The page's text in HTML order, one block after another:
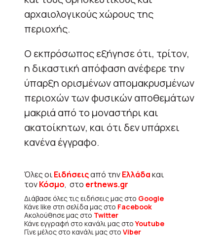
αρχαιολογικούς χώρους της
περιοχής.
Ο εκπρόσωπος εξήγησε ότι, τρίτον,
η δικαστική απόφαση ανέφερε την
ύπαρξη ορισμένων απομακρυσμένων
περιοχών των φυσικών αποθεμάτων
μακριά από το μοναστήρι και
ακατοίκητων, και ότι δεν υπάρχει
κανένα έγγραφο.
Όλες οιΕιδήσειςαπό τηνΕλλάδακαι
τονΚόσμο, στο ertnews.gr
Διάβασε όλες τις ειδήσεις μας στο Google
Κάνε like στη σελίδα μας στο Facebook
Ακολούθησε μας στο Twitter
Κάνε εγγραφή στο κανάλι μας στοYoutube
Γίνε μέλος στο κανάλι μας στο Viber